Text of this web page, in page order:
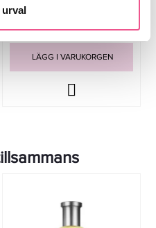
Rek. pris 799 kr
LÄGG I VARUKORGEN